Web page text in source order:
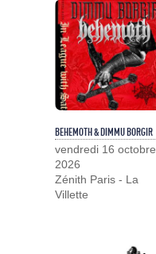
BEHEMOTH & DIMMU BORGIR
vendredi 16 octobre
2026
Zénith Paris - La
Villette